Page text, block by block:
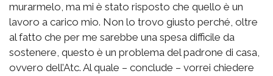
murarmelo, ma mi è stato risposto che quello è un
lavoro a carico mio. Non lo trovo giusto perché, oltre
al fatto che per me sarebbe una spesa difficile da
sostenere, questo è un problema del padrone di casa,
ovvero dell’Atc. Al quale – conclude – vorrei chiedere